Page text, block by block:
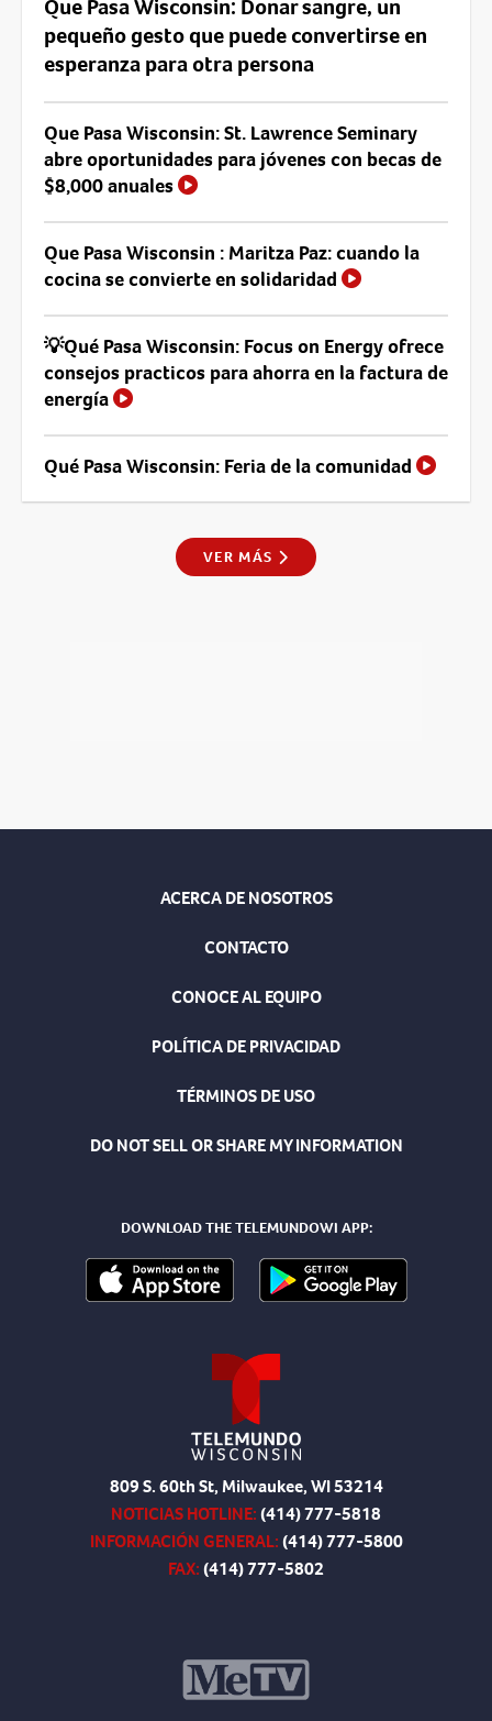
Que Pasa Wisconsin: Donar sangre, un
pequeño gesto que puede convertirse en
esperanza para otra persona
Que Pasa Wisconsin: St. Lawrence Seminary
abre oportunidades para jóvenes con becas de
$8,000 anuales
Que Pasa Wisconsin : Maritza Paz: cuando la
cocina se convierte en solidaridad
💡Qué Pasa Wisconsin: Focus on Energy ofrece
consejos practicos para ahorra en la factura de
energía
Qué Pasa Wisconsin: Feria de la comunidad
VER MÁS
ACERCA DE NOSOTROS
CONTACTO
CONOCE AL EQUIPO
POLÍTICA DE PRIVACIDAD
TÉRMINOS DE USO
DO NOT SELL OR SHARE MY INFORMATION
DOWNLOAD THE TELEMUNDOWI APP:
809 S. 60th St, Milwaukee, WI 53214
NOTICIAS HOTLINE:(414) 777-5818
INFORMACIÓN GENERAL:(414) 777-5800
FAX:(414) 777-5802